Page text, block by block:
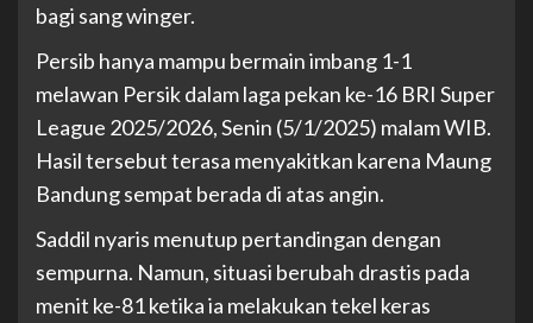
bagi sang winger.
Persib hanya mampu bermain imbang 1-1
melawan Persik dalam laga pekan ke-16 BRI Super
League 2025/2026, Senin (5/1/2025) malam WIB.
Hasil tersebut terasa menyakitkan karena Maung
Bandung sempat berada di atas angin.
Saddil nyaris menutup pertandingan dengan
sempurna. Namun, situasi berubah drastis pada
menit ke-81 ketika ia melakukan tekel keras